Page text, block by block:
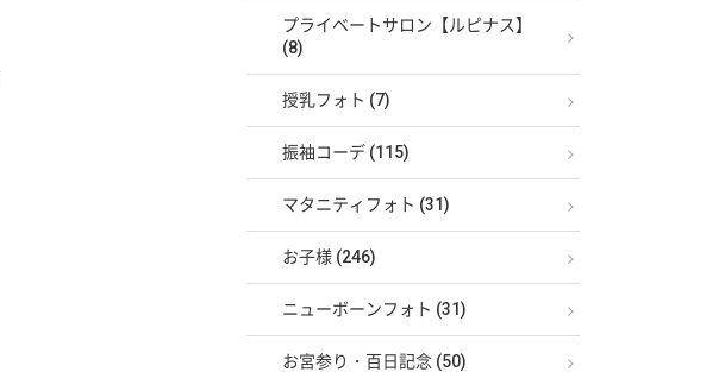
プライベートサロン【ルピナス】
(8)
授乳フォト (7)
振袖コーデ (115)
マタニティフォト (31)
お子様 (246)
ニューボーンフォト (31)
お宮参り・百日記念 (50)